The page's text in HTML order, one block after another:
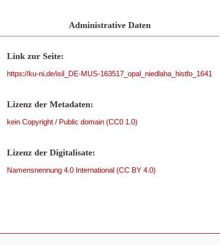
Administrative Daten
Link zur Seite:
https://ku-ni.de/isil_DE-MUS-163517_opal_niedlaha_histfo_1641
Lizenz der Metadaten:
kein Copyright / Public domain (CC0 1.0)
Lizenz der Digitalisate:
Namensnennung 4.0 International (CC BY 4.0)